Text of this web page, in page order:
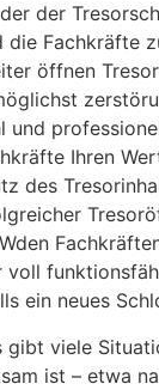
der
die Fachkräfte
öffnen
und
Ihren
des
voll
ein neues
gibt viele
ist – etwa